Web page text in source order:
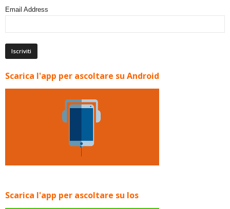
Email Address
Scarica l'app per ascoltare su Android
Scarica l'app per ascoltare su Ios